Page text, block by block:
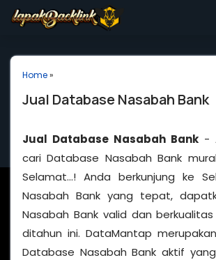
Home»
Jual Database Nasabah Bank
Jual Database Nasabah Bank -
cari Database Nasabah Bank
Selamat…! Anda berkunjung ke
Nasabah Bank yang tepat,
Nasabah Bank valid dan
ditahun ini. DataMantap
Database Nasabah Bank aktif